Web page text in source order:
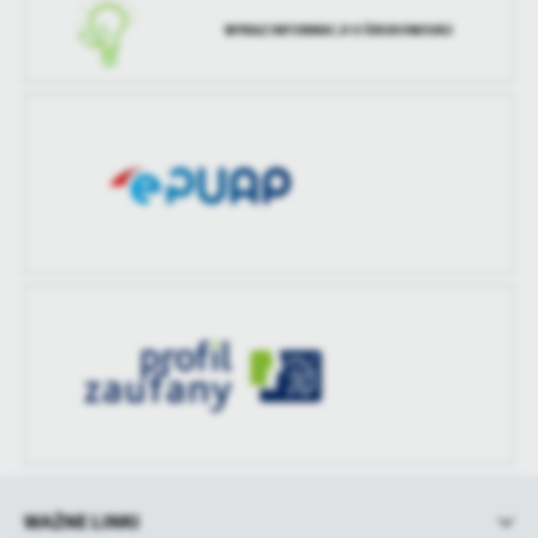
treści w postaci wiadomości, ofert, komunikatów mediów
społecznościowych. WYKAZ INFORMACJI O ŚRODOWISKU
WAŻNE LINKI